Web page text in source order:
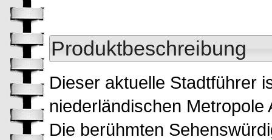
Produktbeschreibung
Dieser aktuelle Stadtführer
niederländischen
Die berühmten